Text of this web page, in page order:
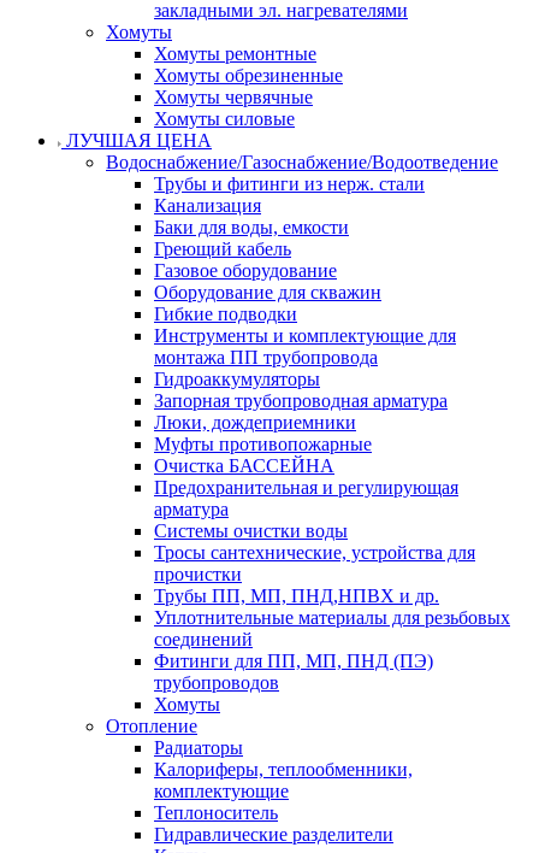
закладными эл. нагревателями
Хомуты
Хомуты ремонтные
Хомуты обрезиненные
Хомуты червячные
Хомуты силовые
ЛУЧШАЯ ЦЕНА
Водоснабжение/Газоснабжение/Водоотведение
Трубы и фитинги из нерж. стали
Канализация
Баки для воды, емкости
Греющий кабель
Газовое оборудование
Оборудование для скважин
Гибкие подводки
Инструменты и комплектующие для
монтажа ПП трубопровода
Гидроаккумуляторы
Запорная трубопроводная арматура
Люки, дождеприемники
Муфты противопожарные
Очистка БАССЕЙНА
Предохранительная и регулирующая
арматура
Системы очистки воды
Тросы сантехнические, устройства для
прочистки
Трубы ПП, МП, ПНД,НПВХ и др.
Уплотнительные материалы для резьбовых
соединений
Фитинги для ПП, МП, ПНД (ПЭ)
трубопроводов
Хомуты
Отопление
Радиаторы
Калориферы, теплообменники,
комплектующие
Теплоноситель
Гидравлические разделители